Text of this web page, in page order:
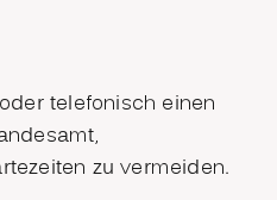
telefonisch einen
zu vermeiden.